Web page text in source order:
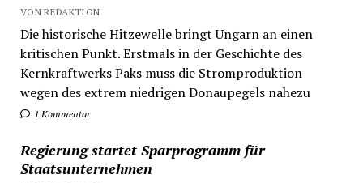
VON REDAKTION
Die historische Hitzewelle bringt Ungarn an einen
kritischen Punkt. Erstmals in der Geschichte des
Kernkraftwerks Paks muss die Stromproduktion
wegen des extrem niedrigen Donaupegels nahezu
1 Kommentar
Regierung startet Sparprogramm für
Staatsunternehmen